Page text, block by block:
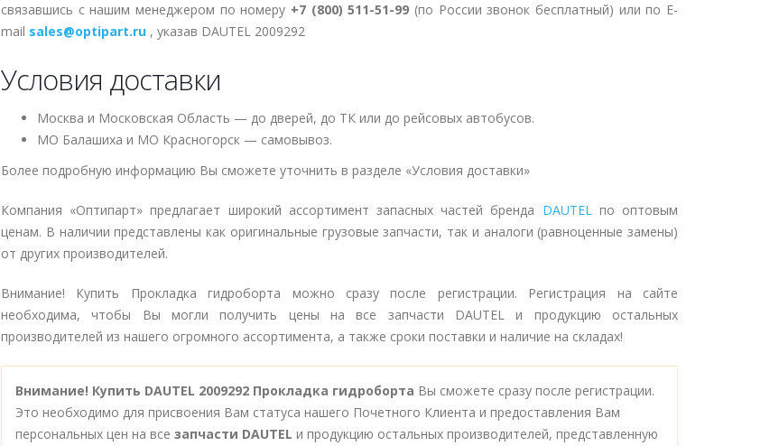
связавшись с нашим менеджером по номеру +7 (800) 511-51-99 (по России звонок бесплатный) или по E-
mail sales@optipart.ru , указав DAUTEL 2009292
Условия доставки
Москва и Московская Область — до дверей, до ТК или до рейсовых автобусов.
МО Балашиха и МО Красногорск — самовывоз.
Более подробную информацию Вы сможете уточнить в разделе «Условия доставки»
Компания «Оптипарт» предлагает широкий ассортимент запасных частей бренда DAUTELпо оптовым
ценам. В наличии представлены как оригинальные грузовые запчасти, так и аналоги (равноценные замены)
от других производителей.
Внимание! Купить Прокладка гидроборта можно сразу после регистрации. Регистрация на сайте
необходима, чтобы Вы могли получить цены на все запчасти DAUTEL и продукцию остальных
производителей из нашего огромного ассортимента, а также сроки поставки и наличие на складах!
Внимание! Купить DAUTEL 2009292 Прокладка гидроборта Вы сможете сразу после регистрации.
Это необходимо для присвоения Вам статуса нашего Почетного Клиента и предоставления Вам
персональных цен на все запчасти DAUTEL и продукцию остальных производителей, представленную